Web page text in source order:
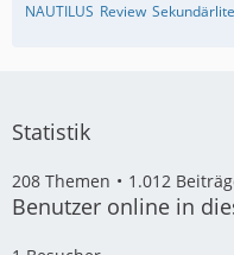
NAUTILUS Review
Statistik
208 Themen 1.012
Benutzer online in